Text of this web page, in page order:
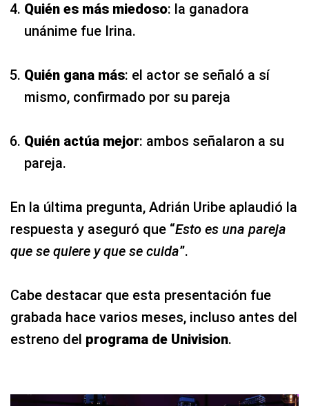
Quién es más miedoso: la ganadora
unánime fue Irina.
Quién gana más: el actor se señaló a sí
mismo, confirmado por su pareja
Quién actúa mejor: ambos señalaron a su
pareja.
En la última pregunta, Adrián Uribe aplaudió la
respuesta y aseguró que “Esto es una pareja
que se quiere y que se cuida”.
Cabe destacar que esta presentación fue
grabada hace varios meses, incluso antes del
estreno del programa de Univision.